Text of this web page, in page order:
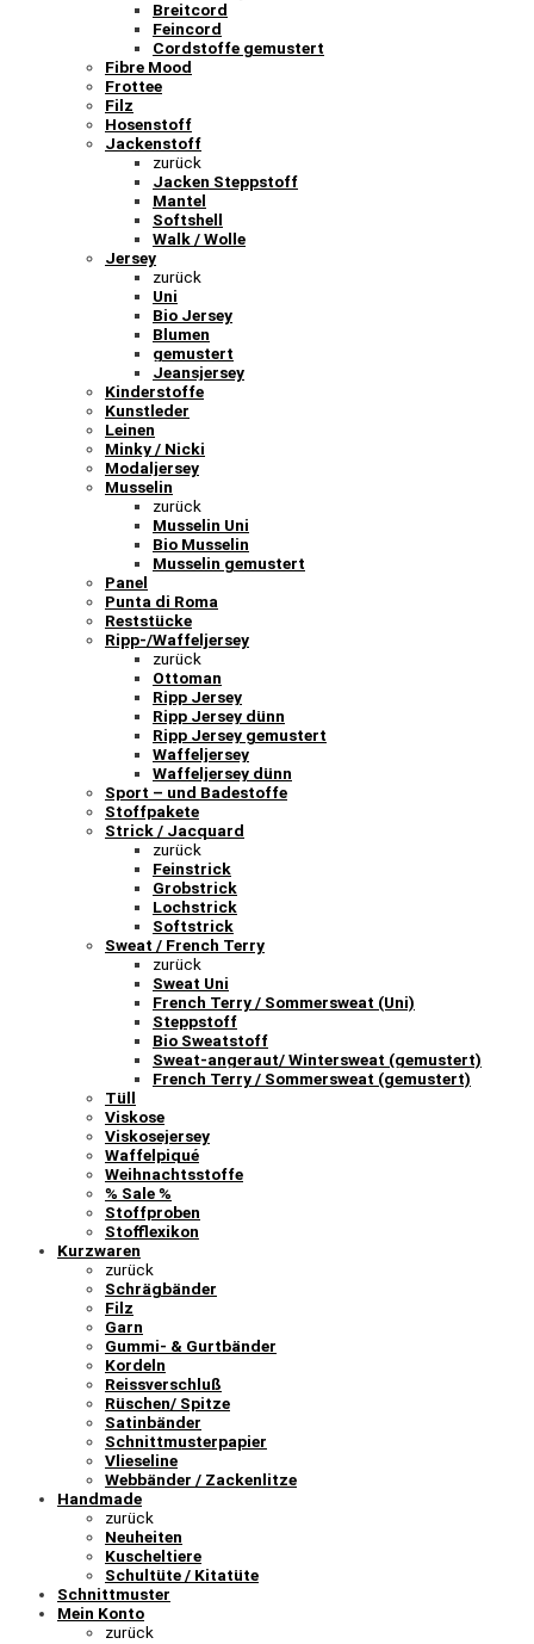
Breitcord
Feincord
Cordstoffe gemustert
Fibre Mood
Frottee
Filz
Hosenstoff
Jackenstoff
zurück
Jacken Steppstoff
Mantel
Softshell
Walk / Wolle
Jersey
zurück
Uni
Bio Jersey
Blumen
gemustert
Jeansjersey
Kinderstoffe
Kunstleder
Leinen
Minky / Nicki
Modaljersey
Musselin
zurück
Musselin Uni
Bio Musselin
Musselin gemustert
Panel
Punta di Roma
Reststücke
Ripp-/Waffeljersey
zurück
Ottoman
Ripp Jersey
Ripp Jersey dünn
Ripp Jersey gemustert
Waffeljersey
Waffeljersey dünn
Sport – und Badestoffe
Stoffpakete
Strick / Jacquard
zurück
Feinstrick
Grobstrick
Lochstrick
Softstrick
Sweat / French Terry
zurück
Sweat Uni
French Terry / Sommersweat (Uni)
Steppstoff
Bio Sweatstoff
Sweat-angeraut/ Wintersweat (gemustert)
French Terry / Sommersweat (gemustert)
Tüll
Viskose
Viskosejersey
Waffelpiqué
Weihnachtsstoffe
% Sale %
Stoffproben
Stofflexikon
Kurzwaren
zurück
Schrägbänder
Filz
Garn
Gummi- & Gurtbänder
Kordeln
Reissverschluß
Rüschen/ Spitze
Satinbänder
Schnittmusterpapier
Vlieseline
Webbänder / Zackenlitze
Handmade
zurück
Neuheiten
Kuscheltiere
Schultüte / Kitatüte
Schnittmuster
Mein Konto
zurück